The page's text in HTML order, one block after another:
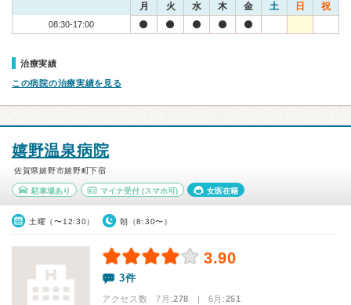
月 火 水 木 金 土 日 祝
08:30-17:00
治療実績
この病院の治療実績を見る
嬉野温泉病院
佐賀県嬉野市嬉野町下宿
駐車場あり マイナ受付(スマホ可) 女医在籍
土曜（〜12:30） 朝（8:30〜）
3.90
3件
アクセス数 7月:278 | 6月:251